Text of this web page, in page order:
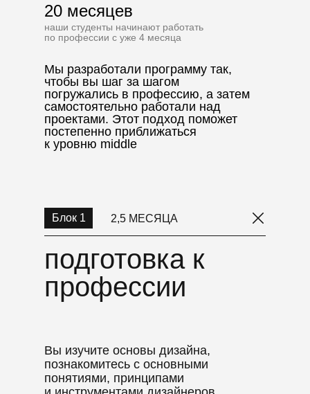
Мы разработали программу так,
чтобы вы шаг за шагом
погружались в профессию, а затем
самостоятельно работали над
проектами. Этот подход поможет
постепенно приближаться
к уровню middle
20 месяцев
наши студенты начинают работать
по профессии с уже 4 месяца
подготовка к
профессии
2,5 МЕСЯЦА
Блок 1
подготовка
к профессии
Вы изучите основы дизайна,
познакомитесь с основными
понятиями, принципами